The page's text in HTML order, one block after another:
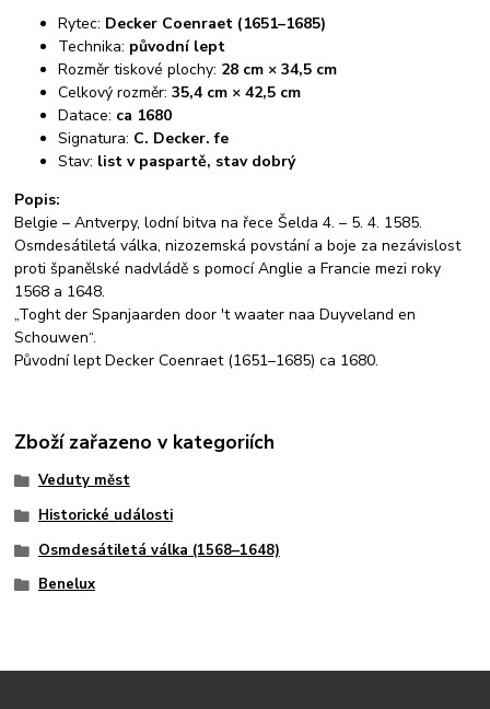
Rytec: Decker Coenraet (1651–1685)
Technika: původní lept
Rozměr tiskové plochy: 28 cm × 34,5 cm
Celkový rozměr:35,4 cm × 42,5 cm
Datace: ca 1680
Signatura: C. Decker. fe
Stav: list v paspartě, stav dobrý
Popis:
Belgie – Antverpy, lodní bitva na řece Šelda 4. – 5. 4. 1585.
Osmdesátiletá válka, nizozemská povstání a boje za nezávislost
proti španělské nadvládě s pomocí Anglie a Francie mezi roky
1568 a 1648.
„Toght der Spanjaarden door 't waater naa Duyveland en
Schouwen“.
Původní lept Decker Coenraet (1651–1685) ca 1680.
Zboží zařazeno v kategoriích
Veduty měst
Historické události
Osmdesátiletá válka (1568–1648)
Benelux